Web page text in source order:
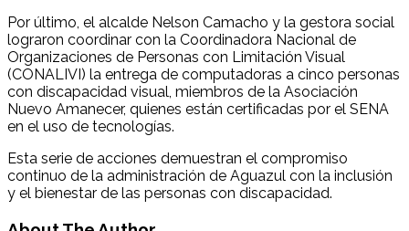
Por último, el alcalde Nelson Camacho y la gestora social
lograron coordinar con la Coordinadora Nacional de
Organizaciones de Personas con Limitación Visual
(CONALIVI) la entrega de computadoras a cinco personas
con discapacidad visual, miembros de la Asociación
Nuevo Amanecer, quienes están certificadas por el SENA
en el uso de tecnologías.
Esta serie de acciones demuestran el compromiso
continuo de la administración de Aguazul con la inclusión
y el bienestar de las personas con discapacidad.